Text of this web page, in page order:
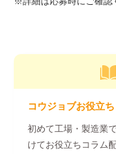
コウジョブお役立
初めて工場・製造業
けてお役立ちコラム